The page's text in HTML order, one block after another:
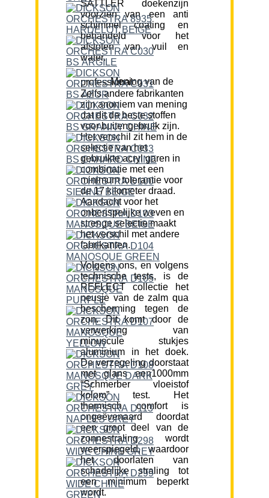
SATTLER doekenzijn
voorzien van een anti
schimmel coating en
behandeld voor het
afstoten van vuil en
water.
Mening van de professional:
Zelfs andere fabrikanten
zijn anoniem van mening
dat dit de beste stoffen
voor buitengebruik zijn.
Het verschil zit hem in de
selectie van het
gebruikte acryl garen in
combinatie met een
minimum tolerantie voor
de 17 kilometer draad.
Aandacht voor het
onberispelijke weven en
strenge selectie maakt
het verschil met andere
fabrikanten.
Volgens ons, en volgens
technische tests, is de
REFLECT collectie het
neusje van de zalm qua
bescherming tegen de
zon. Dit komt door de
verwerking van
minuscule stukjes
aluminium in het doek.
De verzegeling doorstaat
met glans een1000mm
“Schmerber vloeistof
kolom” test. Het
thermisch comfort is
ongeëvenaard doordat
een groot deel van de
zonnestraling wordt
weerspiegeld, waardoor
het doorlaten van
schadelijke straling tot
een minimum beperkt
wordt.